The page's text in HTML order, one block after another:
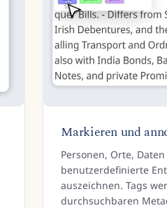
Markieren und
Personen, Orte,
benutzerdefinierte
auszeichnen. Tags
durchsuchbaren